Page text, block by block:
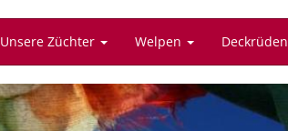
Unsere Züchter Welpen Deckrüden